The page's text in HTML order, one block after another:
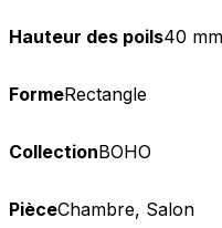
Hauteur des poils40 mm
FormeRectangle
CollectionBOHO
PièceChambre, Salon